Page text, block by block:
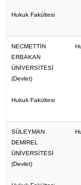
Hukuk Fakültesi
NECMETTİN
ERBAKAN
ÜNİVERSİTESİ
(Devlet)
Hukuk Fakültesi
SÜLEYMAN
DEMİREL
ÜNİVERSİTESİ
(Devlet)